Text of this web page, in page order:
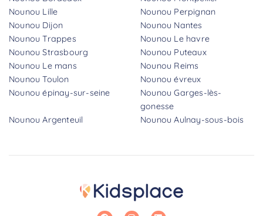
Nounou Lille
Nounou Perpignan
Nounou Dijon
Nounou Nantes
Nounou Trappes
Nounou Le havre
Nounou Strasbourg
Nounou Puteaux
Nounou Le mans
Nounou Reims
Nounou Toulon
Nounou évreux
Nounou épinay-sur-seine
Nounou Garges-lès-
gonesse
Nounou Argenteuil
Nounou Aulnay-sous-bois